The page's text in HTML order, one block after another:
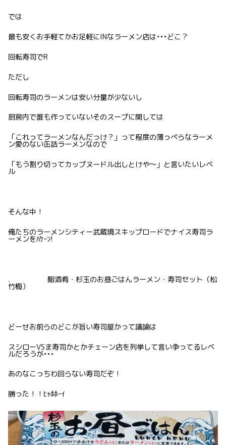
では
最も安くお手軽てかお足軽にINなラーメン店は•••どこ？
回転寿司でR
ただし
回転寿司のラーメンは安い分量が少ないし
厨房内で誰も作っていないそのスープに関しては
「これってラーメンなんだっけ？」って程度の薄っぺらなラーメ
ン愛のない缶詰ラーメンなので
「もう割り切ってカップヌードル出しとけや〜」と言いたいレベ
ル
そんな中！
俺たちのラーメンシティー武蔵境スキップロードでナイス寿司ラ
ーメンをﾊｹｰﾝ!
. 鮨酒肴・杉玉のお昼ごはんラーメン・寿司セット（松
竹梅）
どーせお前らのどこが旨い寿司屋かって議論は
スシローVSま寿司かとかチェーン店を列挙して言い争ってるレベ
ルだろうが•••
あのなこっちわ回らない寿司だぞ！
勝った！！ﾋｬﾎﾎｰｲ